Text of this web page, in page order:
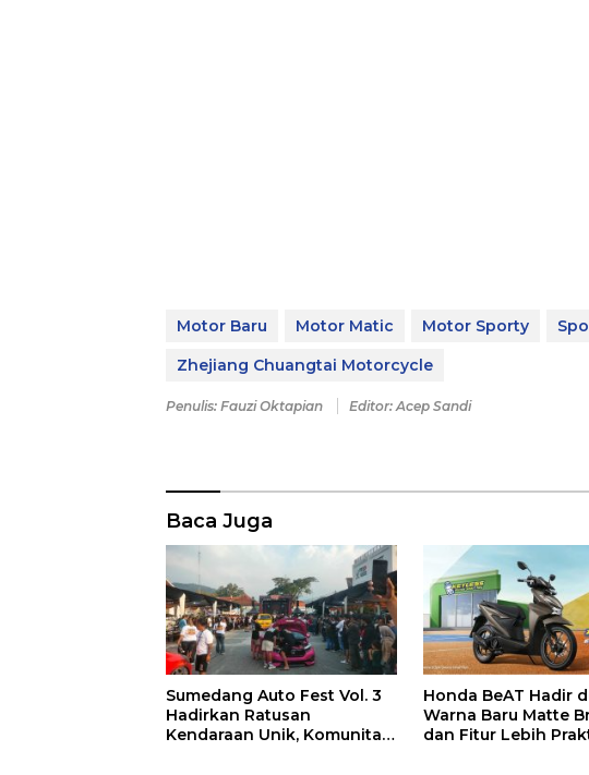
Motor Baru Motor Matic Motor Sporty
Zhejiang Chuangtai Motorcycle
Penulis: Fauzi Oktapian Editor: Acep Sandi
Baca Juga
Sumedang Auto Fest Vol. 3
Hadirkan Ratusan
Kendaraan Unik, Komunitas
Honda BeAT Hadir
Warna Baru Matte
dan Fitur Lebih